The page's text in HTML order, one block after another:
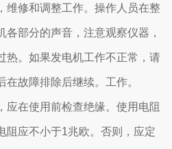
维修和调整工作。操作人员在整
部分的声音，注意观察仪器，
热。如果发电机工作不正常，请
故障排除后继续。工作。
应在使用前检查绝缘。使用电阻
阻应不小于1兆欧。否则，应定